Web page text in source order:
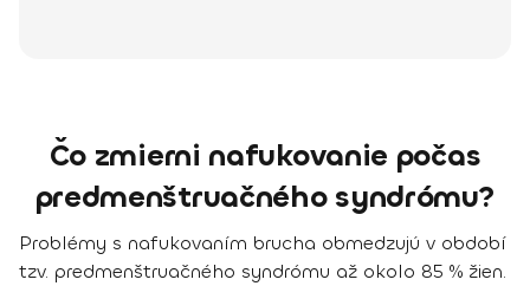
Čo zmierni nafukovanie počas
predmenštruačného syndrómu?
Problémy s nafukovaním brucha obmedzujú v období
tzv. predmenštruačného syndrómu až okolo 85 % žien.